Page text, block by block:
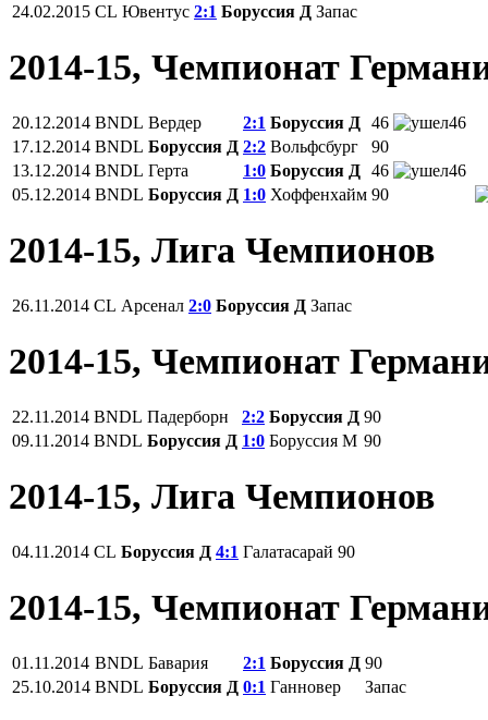
24.02.2015 CL Ювентус 2:1 Боруссия Д Запас
2014-15, Чемпионат
20.12.2014 BNDL Вердер 2:1 Боруссия Д 46
46
17.12.2014 BNDL Боруссия Д 2:2 Вольфсбург
90
13.12.2014 BNDL Герта 1:0 Боруссия Д 46
46
05.12.2014 BNDL Боруссия Д 1:0 Хоффенхайм 90
2014-15, Лига Чемпионов
26.11.2014 CL Арсенал 2:0 Боруссия Д Запас
2014-15, Чемпионат
22.11.2014 BNDL Падерборн 2:2 Боруссия Д 90
09.11.2014 BNDL Боруссия Д 1:0 Боруссия М 90
2014-15, Лига Чемпионов
04.11.2014 CL Боруссия Д 4:1 Галатасарай 90
2014-15, Чемпионат
01.11.2014 BNDL Бавария 2:1 Боруссия Д 90
25.10.2014 BNDL Боруссия Д 0:1 Ганновер Запас